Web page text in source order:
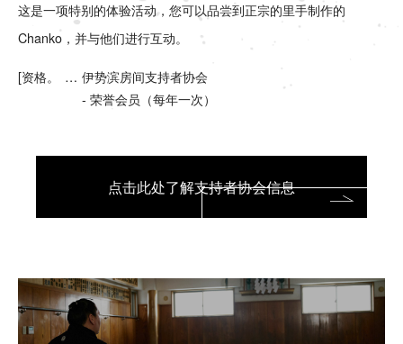
这是一项特别的体验活动，您可以品尝到正宗的里手制作的
Chanko，并与他们进行互动。
[资格。
伊势滨房间支持者协会
- 荣誉会员（每年一次）
点击此处了解支持者协会信息